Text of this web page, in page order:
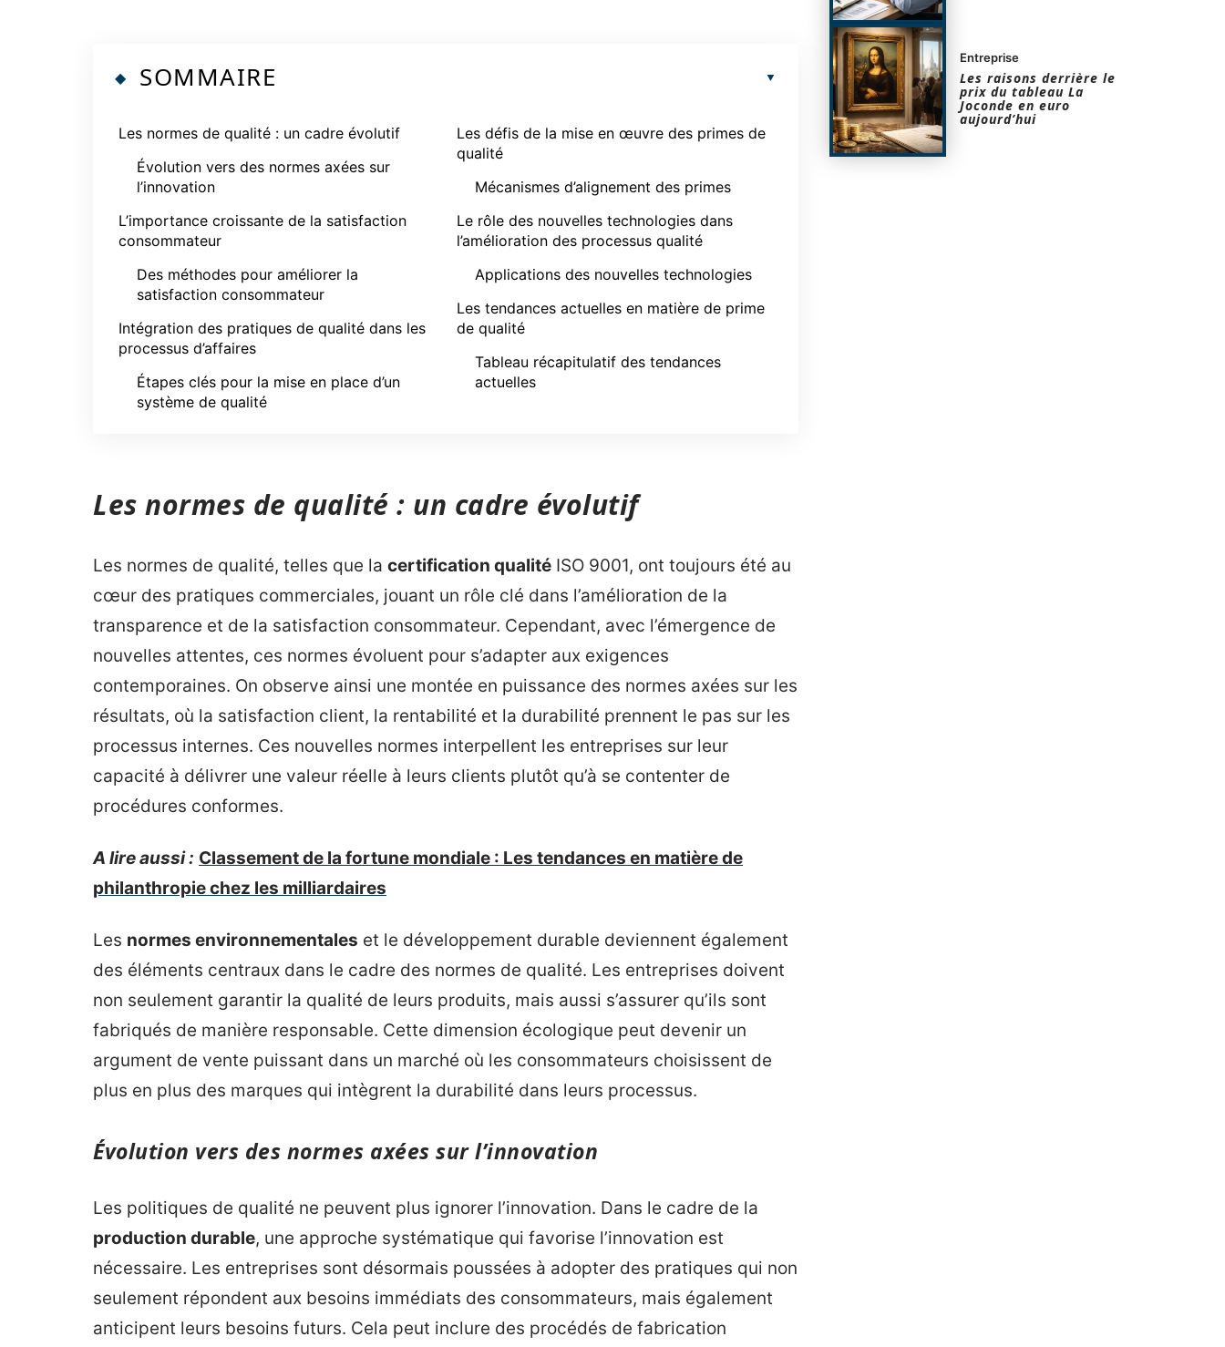
SOMMAIRE
Les normes de qualité : un cadre évolutif
Évolution vers des normes axées sur
l’innovation
L’importance croissante de la satisfaction
consommateur
Des méthodes pour améliorer la
satisfaction consommateur
Intégration des pratiques de qualité dans les
processus d’affaires
Étapes clés pour la mise en place d’un
système de qualité
Les défis de la mise en œuvre des primes de
qualité
Mécanismes d’alignement des primes
Le rôle des nouvelles technologies dans
l’amélioration des processus qualité
Applications des nouvelles technologies
Les tendances actuelles en matière de prime
de qualité
Tableau récapitulatif des tendances
actuelles
Les normes de qualité : un cadre évolutif
Les normes de qualité, telles que la certification qualité ISO 9001, ont toujours été au
cœur des pratiques commerciales, jouant un rôle clé dans l’amélioration de la
transparence et de la satisfaction consommateur. Cependant, avec l’émergence de
nouvelles attentes, ces normes évoluent pour s’adapter aux exigences
contemporaines. On observe ainsi une montée en puissance des normes axées sur les
résultats, où la satisfaction client, la rentabilité et la durabilité prennent le pas sur les
processus internes. Ces nouvelles normes interpellent les entreprises sur leur
capacité à délivrer une valeur réelle à leurs clients plutôt qu’à se contenter de
procédures conformes.
A lire aussi : Classement de la fortune mondiale : Les tendances en matière de
philanthropie chez les milliardaires
Les normes environnementales et le développement durable deviennent également
des éléments centraux dans le cadre des normes de qualité. Les entreprises doivent
non seulement garantir la qualité de leurs produits, mais aussi s’assurer qu’ils sont
fabriqués de manière responsable. Cette dimension écologique peut devenir un
argument de vente puissant dans un marché où les consommateurs choisissent de
plus en plus des marques qui intègrent la durabilité dans leurs processus.
Évolution vers des normes axées sur l’innovation
Les politiques de qualité ne peuvent plus ignorer l’innovation. Dans le cadre de la
production durable, une approche systématique qui favorise l’innovation est
nécessaire. Les entreprises sont désormais poussées à adopter des pratiques qui non
seulement répondent aux besoins immédiats des consommateurs, mais également
anticipent leurs besoins futurs. Cela peut inclure des procédés de fabrication
Entreprise
Les raisons derrière le
prix du tableau La
Joconde en euro
aujourd’hui